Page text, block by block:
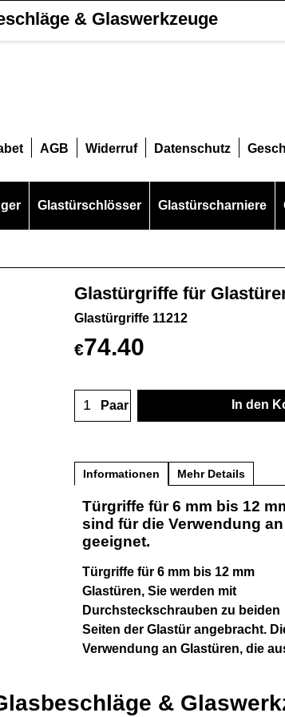
& Glaswerkzeuge
AGB Widerruf Datenschutz
Glastürschlösser Glastürscharniere
Glastürgriffe für
Glastürgriffe 11212
€74.40
Paar In den
Informationen Mehr Details
Türgriffe für 6 mm bis 12
sind für die Verwendung
geeignet.
Türgriffe für 6 mm bis 12 mm
Glastüren, Sie werden mit
Durchsteckschrauben zu beiden
Seiten der Glastür angebracht.
Verwendung an Glastüren, die
&